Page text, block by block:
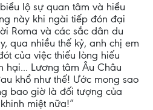
lộ sự quan tâm và hiểu
này khi ngài tiếp đón đại
Roma và các sắc dân du
qua nhiều thế kỷ, anh chị em
của việc thiếu lòng hiếu
hại... Lương tâm Âu Châu
khổ như thế! Ước mong sao
bao giờ là đối tượng của
miệt nữa!”